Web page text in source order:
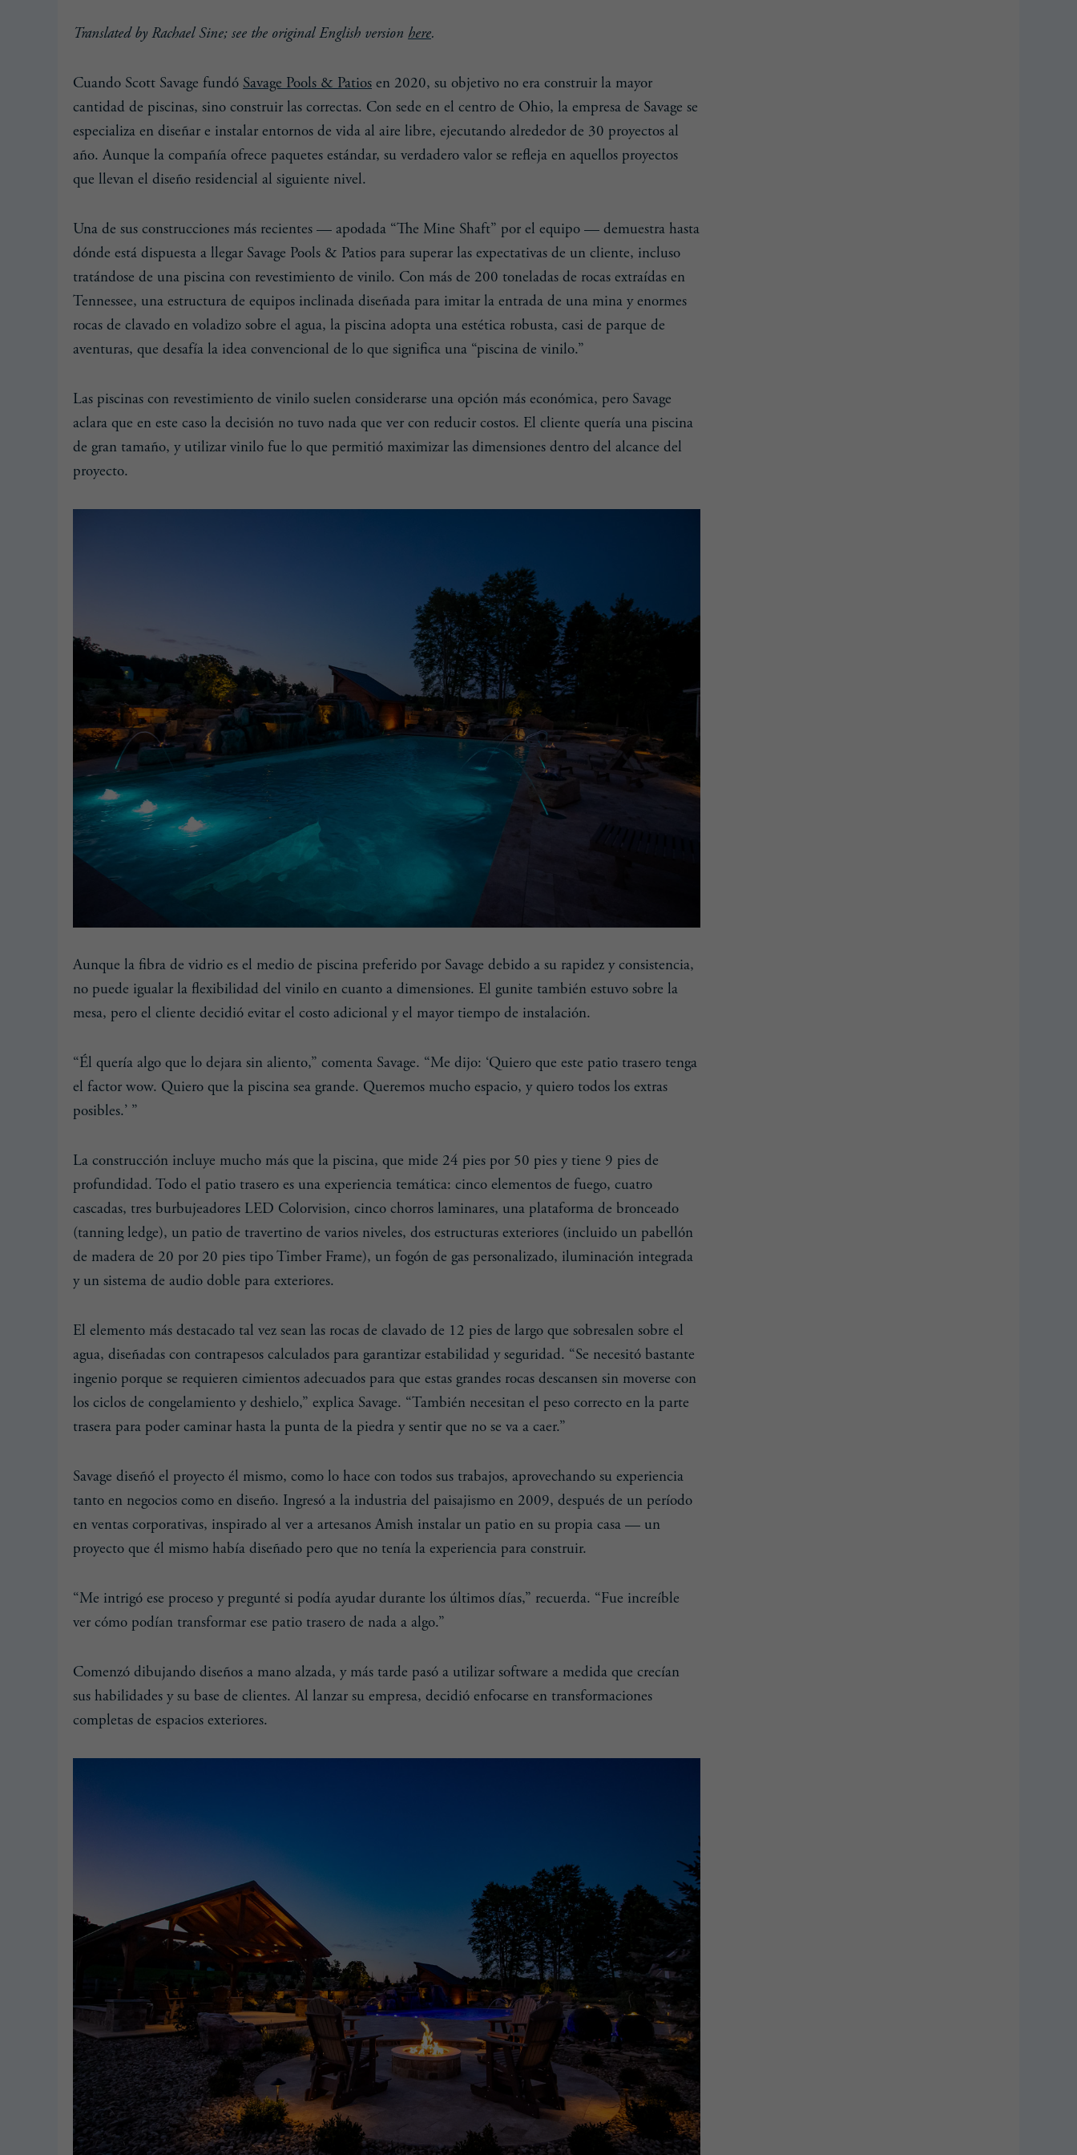
Translated by Rachael Sine; see the original English version here.
Cuando Scott Savage fundó Savage Pools & Patios en 2020, su objetivo no era construir la mayor
cantidad de piscinas, sino construir las correctas. Con sede en el centro de Ohio, la empresa de Savage se
especializa en diseñar e instalar entornos de vida al aire libre, ejecutando alrededor de 30 proyectos al
año. Aunque la compañía ofrece paquetes estándar, su verdadero valor se refleja en aquellos proyectos
que llevan el diseño residencial al siguiente nivel.
Una de sus construcciones más recientes — apodada “The Mine Shaft” por el equipo — demuestra hasta
dónde está dispuesta a llegar Savage Pools & Patios para superar las expectativas de un cliente, incluso
tratándose de una piscina con revestimiento de vinilo. Con más de 200 toneladas de rocas extraídas en
Tennessee, una estructura de equipos inclinada diseñada para imitar la entrada de una mina y enormes
rocas de clavado en voladizo sobre el agua, la piscina adopta una estética robusta, casi de parque de
aventuras, que desafía la idea convencional de lo que significa una “piscina de vinilo.”
Las piscinas con revestimiento de vinilo suelen considerarse una opción más económica, pero Savage
aclara que en este caso la decisión no tuvo nada que ver con reducir costos. El cliente quería una piscina
de gran tamaño, y utilizar vinilo fue lo que permitió maximizar las dimensiones dentro del alcance del
proyecto.
Aunque la fibra de vidrio es el medio de piscina preferido por Savage debido a su rapidez y consistencia,
no puede igualar la flexibilidad del vinilo en cuanto a dimensiones. El gunite también estuvo sobre la
mesa, pero el cliente decidió evitar el costo adicional y el mayor tiempo de instalación.
“Él quería algo que lo dejara sin aliento,” comenta Savage. “Me dijo: ‘Quiero que este patio trasero tenga
el factor wow. Quiero que la piscina sea grande. Queremos mucho espacio, y quiero todos los extras
posibles.’ ”
La construcción incluye mucho más que la piscina, que mide 24 pies por 50 pies y tiene 9 pies de
profundidad. Todo el patio trasero es una experiencia temática: cinco elementos de fuego, cuatro
cascadas, tres burbujeadores LED Colorvision, cinco chorros laminares, una plataforma de bronceado
(tanning ledge), un patio de travertino de varios niveles, dos estructuras exteriores (incluido un pabellón
de madera de 20 por 20 pies tipo Timber Frame), un fogón de gas personalizado, iluminación integrada
y un sistema de audio doble para exteriores.
El elemento más destacado tal vez sean las rocas de clavado de 12 pies de largo que sobresalen sobre el
agua, diseñadas con contrapesos calculados para garantizar estabilidad y seguridad. “Se necesitó bastante
ingenio porque se requieren cimientos adecuados para que estas grandes rocas descansen sin moverse con
los ciclos de congelamiento y deshielo,” explica Savage. “También necesitan el peso correcto en la parte
trasera para poder caminar hasta la punta de la piedra y sentir que no se va a caer.”
Savage diseñó el proyecto él mismo, como lo hace con todos sus trabajos, aprovechando su experiencia
tanto en negocios como en diseño. Ingresó a la industria del paisajismo en 2009, después de un período
en ventas corporativas, inspirado al ver a artesanos Amish instalar un patio en su propia casa — un
proyecto que él mismo había diseñado pero que no tenía la experiencia para construir.
“Me intrigó ese proceso y pregunté si podía ayudar durante los últimos días,” recuerda. “Fue increíble
ver cómo podían transformar ese patio trasero de nada a algo.”
Comenzó dibujando diseños a mano alzada, y más tarde pasó a utilizar software a medida que crecían
sus habilidades y su base de clientes. Al lanzar su empresa, decidió enfocarse en transformaciones
completas de espacios exteriores.